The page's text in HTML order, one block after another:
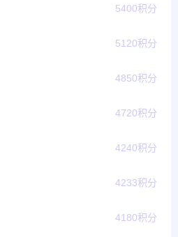
5400积分
5120积分
4850积分
4720积分
4240积分
4233积分
4180积分